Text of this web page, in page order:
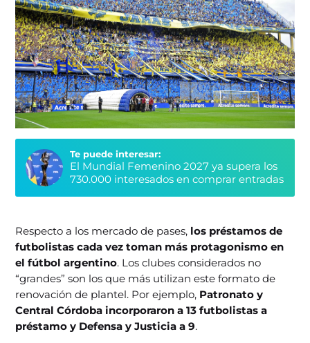
Te puede interesar:
El Mundial Femenino 2027 ya supera los
730.000 interesados en comprar entradas
Respecto a los mercado de pases, los préstamos de
futbolistas cada vez toman más protagonismo en
el fútbol argentino. Los clubes considerados no
“grandes” son los que más utilizan este formato de
renovación de plantel. Por ejemplo, Patronato y
Central Córdoba incorporaron a 13 futbolistas a
préstamo y Defensa y Justicia a 9.